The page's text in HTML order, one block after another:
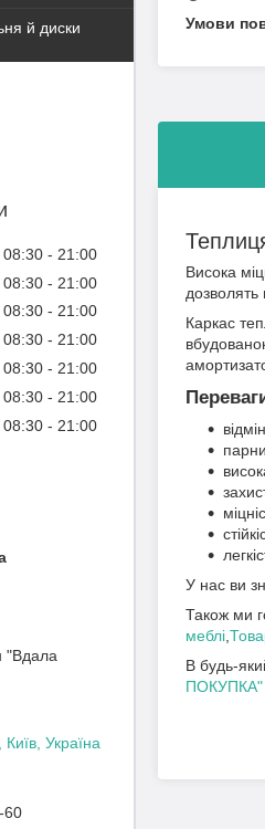
Висока
Каркас
У нас ви
Також ми
меблі,
В будь-
ПОКУПКА"
й диски
08:30 21:00
08:30 21:00
08:30 21:00
08:30 21:00
08:30 21:00
08:30 21:00
08:30 21:00
"Вдала
Україна
60